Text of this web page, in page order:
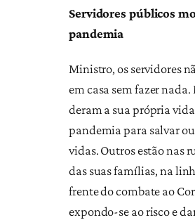
Servidores públicos
pandemia
Ministro, os servidores
em casa sem fazer
deram a sua própria vida
pandemia para salvar
vidas. Outros estão nas
das suas famílias, na
frente do combate ao
expondo-se ao risco e